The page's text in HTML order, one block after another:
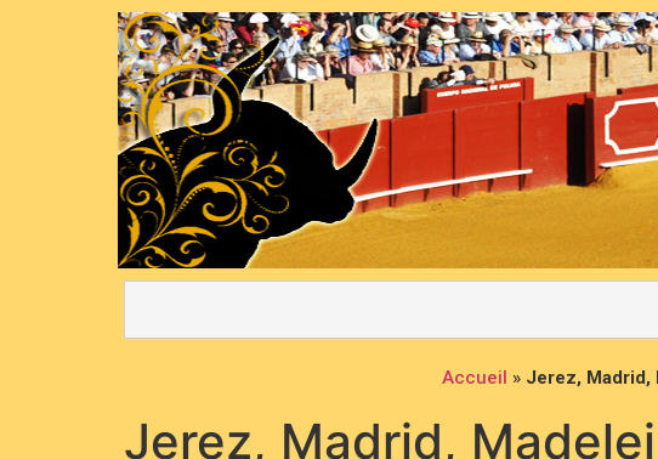
Accueil » Jerez, Madrid,
Jerez, Madrid,